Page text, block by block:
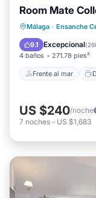
Room Mate
Málaga · Ensanche
9.1 Excepcional(
4 baños 271.78 pies²
Frente al mar
Frente al
Vista al
US $240/noche
7 noches - US $1,683